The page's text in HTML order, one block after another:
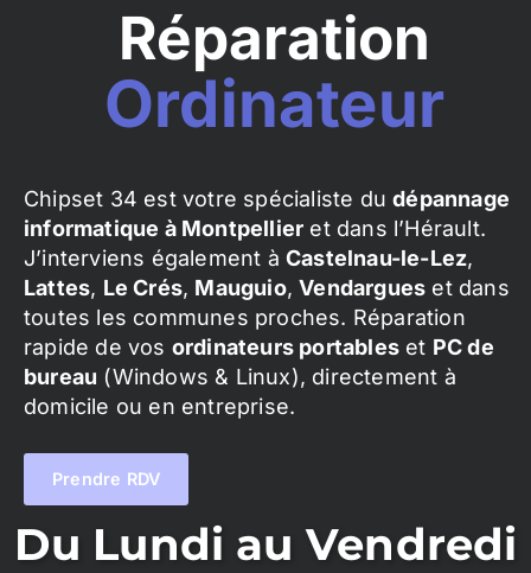
Réparation
Ordinateur
Chipset 34 est votre spécialiste dudépannage
informatique à Montpellier et dans l’Hérault.
J’interviens également à Castelnau-le-Lez,
Lattes, Le Crés, Mauguio,Vendargues et dans
toutes les communes proches. Réparation
rapide de vos ordinateurs portables et PC de
bureau (Windows & Linux), directement à
domicile ou en entreprise.
Prendre RDV
Du Lundi au Vendredi